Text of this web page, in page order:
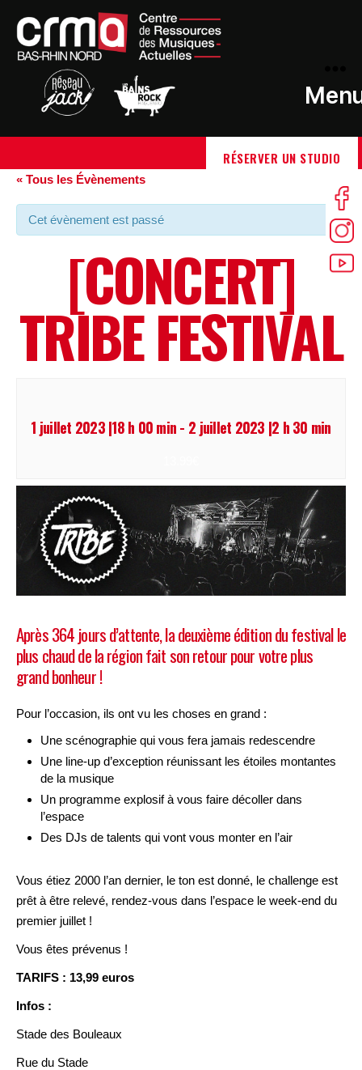
RÉSERVER UN STUDIO
« Tous les Évènements
Cet évènement est passé
[CONCERT]
TRIBE FESTIVAL
1 juillet 2023 |18 h 00 min- 2 juillet 2023 |2 h 30 min
Après 364 jours d’attente, la deuxième édition du festival le
plus chaud de la région fait son retour pour votre plus
grand bonheur !
Pour l’occasion, ils ont vu les choses en grand :
Une scénographie qui vous fera jamais redescendre
Une line-up d’exception réunissant les étoiles montantes
de la musique
Un programme explosif à vous faire décoller dans
l’espace
Des DJs de talents qui vont vous monter en l’air
Vous étiez 2000 l’an dernier, le ton est donné, le challenge est
prêt à être relevé, rendez-vous dans l’espace le week-end du
premier juillet !
Vous êtes prévenus !
TARIFS : 13,99 euros
Infos :
Stade des Bouleaux
Rue du Stade